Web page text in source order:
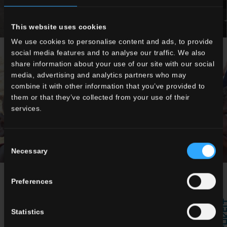
This website uses cookies
We use cookies to personalise content and ads, to provide
social media features and to analyse our traffic. We also
share information about your use of our site with our social
media, advertising and analytics partners who may
combine it with other information that you’ve provided to
them or that they’ve collected from your use of their
services.
Selection
Necessary
Preferences
Statistics
Seit jeher verantwortlich und solidal